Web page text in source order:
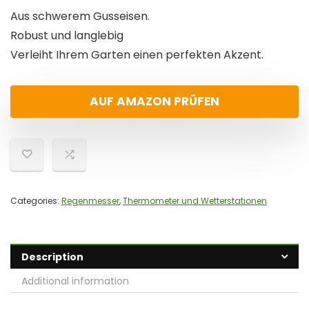
Aus schwerem Gusseisen.
Robust und langlebig
Verleiht Ihrem Garten einen perfekten Akzent.
AUF AMAZON PRÜFEN
Categories: Regenmesser,Thermometer und Wetterstationen
Description
Additional information